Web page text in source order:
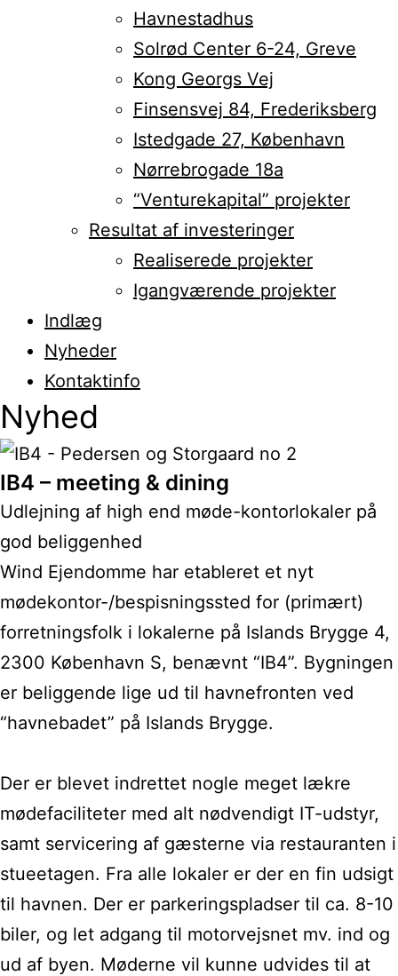
Havnestadhus
Solrød Center 6-24, Greve
Kong Georgs Vej
Finsensvej 84, Frederiksberg
Istedgade 27, København
Nørrebrogade 18a
“Venturekapital” projekter
Resultat af investeringer
Realiserede projekter
Igangværende projekter
Indlæg
Nyheder
Kontaktinfo
Nyhed
IB4 – meeting & dining
Udlejning af high end møde-kontorlokaler på
god beliggenhed
Wind Ejendomme har etableret et nyt
mødekontor-/bespisningssted for (primært)
forretningsfolk i lokalerne på Islands Brygge 4,
2300 København S, benævnt “IB4”. Bygningen
er beliggende lige ud til havnefronten ved
“havnebadet” på Islands Brygge.
Der er blevet indrettet nogle meget lækre
mødefaciliteter med alt nødvendigt IT-udstyr,
samt servicering af gæsterne via restauranten i
stueetagen. Fra alle lokaler er der en fin udsigt
til havnen. Der er parkeringspladser til ca. 8-10
biler, og let adgang til motorvejsnet mv. ind og
ud af byen. Møderne vil kunne udvides til at